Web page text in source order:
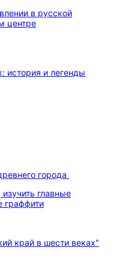
в русской
центре
города
главные
граффити